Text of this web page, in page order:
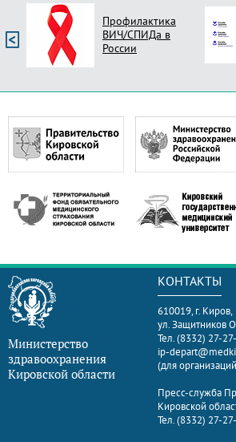
Профилактика
ВИЧ/СПИДа в
России
Министерство
здравоохранения
Кировской области
КОНТАКТЫ
610019, г. Киров,
ул. Защитников
Тел. (8332) 27-
ip-
(для
Пресс-служба
Кировской
Тел. (8332) 27-